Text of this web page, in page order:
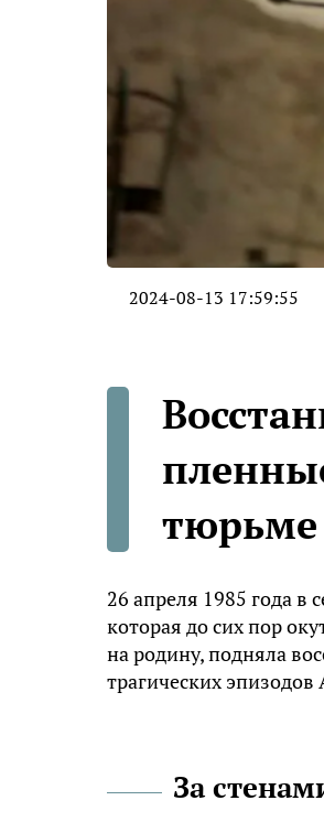
2024-08-13 17:59:55
26 апреля 1985 года в
которая до сих пор
на родину, подняла
трагических
За